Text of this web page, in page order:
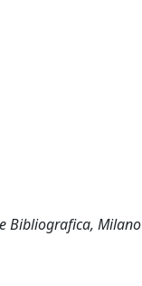
Bibliografica, Milano